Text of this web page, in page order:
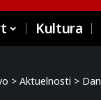
Kultura
> Aktuelnosti >